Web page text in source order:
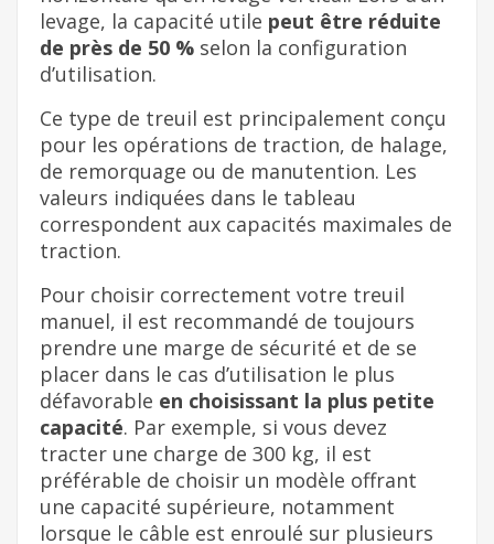
levage, la capacité utile peut être réduite
de près de 50 % selon la configuration
d’utilisation.
Ce type de treuil est principalement conçu
pour les opérations de traction, de halage,
de remorquage ou de manutention. Les
valeurs indiquées dans le tableau
correspondent aux capacités maximales de
traction.
Pour choisir correctement votre treuil
manuel, il est recommandé de toujours
prendre une marge de sécurité et de se
placer dans le cas d’utilisation le plus
défavorable en choisissant la plus petite
capacité. Par exemple, si vous devez
tracter une charge de 300 kg, il est
préférable de choisir un modèle offrant
une capacité supérieure, notamment
lorsque le câble est enroulé sur plusieurs